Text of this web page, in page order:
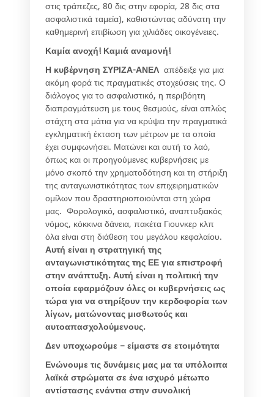
στις τράπεζες, 80 δις στην εφορία, 28 δις στα
ασφαλιστικά ταμεία), καθιστώντας αδύνατη την
καθημερινή επιβίωση για χιλιάδες οικογένειες.
Καμία ανοχή! Καμιά αναμονή!
Η κυβέρνηση ΣΥΡΙΖΑ-ΑΝΕΛ απέδειξε για μια
ακόμη φορά τις πραγματικές στοχεύσεις της. Ο
διάλογος για το ασφαλιστικό, η περιβόητη
διαπραγμάτευση με τους θεσμούς, είναι απλώς
στάχτη στα μάτια για να κρύψει την πραγματικά
εγκληματική έκταση των μέτρων με τα οποία
έχει συμφωνήσει. Ματώνει και αυτή το λαό,
όπως και οι προηγούμενες κυβερνήσεις με
μόνο σκοπό την χρηματοδότηση και τη στήριξη
της ανταγωνιστικότητας των επιχειρηματικών
ομίλων που δραστηριοποιούνται στη χώρα
μας. Φορολογικό, ασφαλιστικό, αναπτυξιακός
νόμος, κόκκινα δάνεια, πακέτα Γιουνκερ κλπ
όλα είναι στη διάθεση του μεγάλου κεφαλαίου.
Αυτή είναι η στρατηγική της
ανταγωνιστικότητας της ΕΕ για επιστροφή
στην ανάπτυξη. Αυτή είναι η πολιτική την
οποία εφαρμόζουν όλες οι κυβερνήσεις ως
τώρα για να στηρίξουν την κερδοφορία των
λίγων, ματώνοντας μισθωτούς και
αυτοαπασχολούμενους.
Δεν υποχωρούμε – είμαστε σε ετοιμότητα
Ενώνουμε τις δυνάμεις μας μα τα υπόλοιπα
λαϊκά στρώματα σε ένα ισχυρό μέτωπο
αντίστασης ενάντια στην συνολική